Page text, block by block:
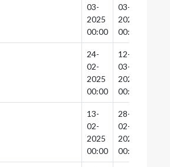
03-
2025
00:00
03-
2025
00:00
24-
02-
2025
00:00
12-
03-
2025
00:00
13-
02-
2025
00:00
28-
02-
2025
00:00